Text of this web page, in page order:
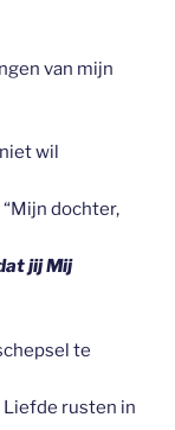
van mijn
wil
dochter,
jij Mij
te
Liefde rusten in